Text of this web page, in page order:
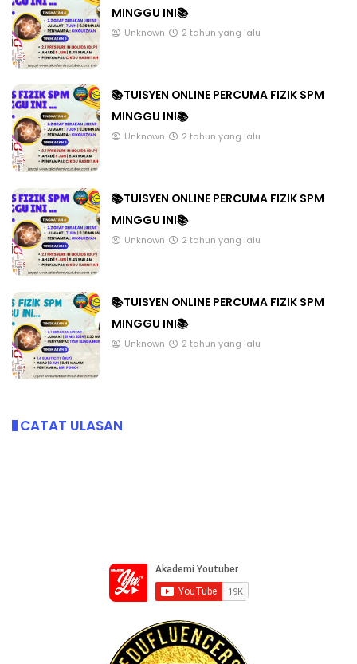
MINGGU INI📚
Unknown 2 tahun yang lalu
📚TUISYEN ONLINE PERCUMA FIZIK SPM
MINGGU INI📚
Unknown 2 tahun yang lalu
📚TUISYEN ONLINE PERCUMA FIZIK SPM
MINGGU INI📚
Unknown 2 tahun yang lalu
📚TUISYEN ONLINE PERCUMA FIZIK SPM
MINGGU INI📚
Unknown 2 tahun yang lalu
CATAT ULASAN